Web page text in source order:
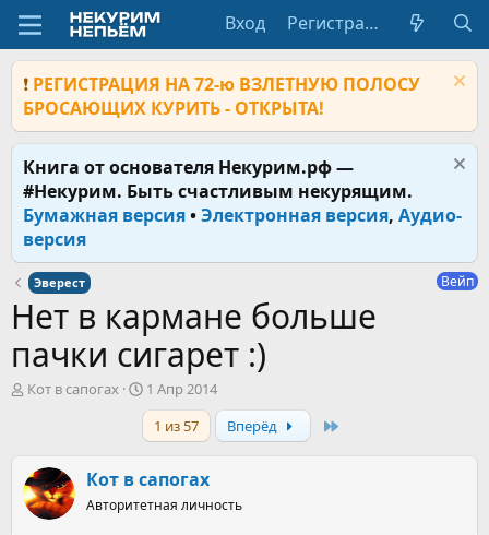
Вход Регистрация
❗ РЕГИСТРАЦИЯ НА 72-ю ВЗЛЕТНУЮ ПОЛОСУ
БРОСАЮЩИХ КУРИТЬ - ОТКРЫТА!
Книга от основателя Некурим.рф —
#Некурим. Быть счастливым некурящим.
Бумажная версия•Электронная версия, Аудио-
версия
Эверест Вейп
Нет в кармане больше
пачки сигарет :)
А
т
е
Кот в сапогах
Д
а
а
а
ч
1 Апр 2014
1 из 57
Вперёд
Кот в сапогах
Авторитетная личность